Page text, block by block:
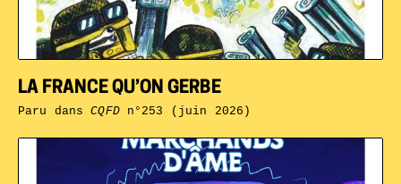
LA FRANCE QU’ON GERBE
Paru dansCQFDn°253 (juin 2026)